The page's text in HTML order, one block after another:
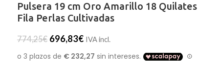
Pulsera 19 cm Oro Amarillo 18 Quilates
Fila Perlas Cultivadas
774,25€ 696,83€ IVA incl.